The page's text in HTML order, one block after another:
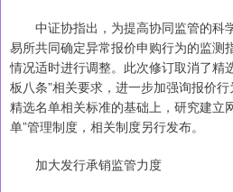
中证协指出，为提高协同监管的科
易所共同确定异常报价申购行为的监测
情况适时进行调整。此次修订取消了精
板八条”相关要求，进一步加强询报价
精选名单相关标准的基础上，研究建立
单”管理制度，相关制度另行发布。
加大发行承销监管力度